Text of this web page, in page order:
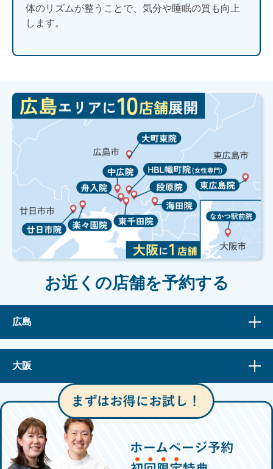
体のリズムが整うことで、気分や睡眠の質も向上
します。
お近くの店舗を予約する
広島
大阪